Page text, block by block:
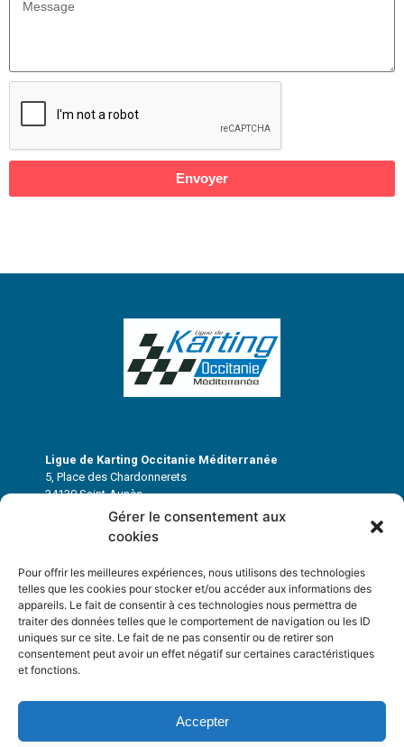
Gérer le consentement aux
cookies
Pour offrir les meilleures expériences, nous utilisons des technologies
telles que les cookies pour stocker et/ou accéder aux informations des
appareils. Le fait de consentir à ces technologies nous permettra de
traiter des données telles que le comportement de navigation ou les ID
uniques sur ce site. Le fait de ne pas consentir ou de retirer son
consentement peut avoir un effet négatif sur certaines caractéristiques
et fonctions.
Accepter
Envoyer
Ligue de Karting Occitanie Méditerranée
5, Place des Chardonnerets
34130 Saint-Aunès
ligue.karting.om@gmail.com
Mentions légales
Politique de confidentialité
Cookies
© Ligue de Karting Occitanie Méditerranée – 2023 – Tous droits réservés